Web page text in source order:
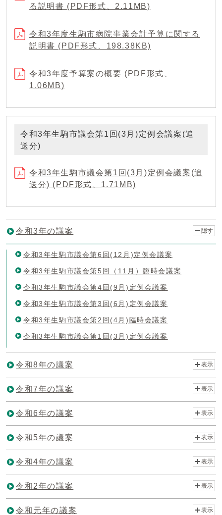
る説明書 (PDF形式、2.11MB)
令和3年度生駒市病院事業会計予算に関する
説明書 (PDF形式、198.38KB)
令和3年度予算案の概要 (PDF形式、
1.06MB)
令和3年生駒市議会第1回(3月)定例会議案(追
送分)
令和3年生駒市議会第1回(3月)定例会議案(追
送分) (PDF形式、1.71MB)
令和3年の議案 隠す
令和3年生駒市議会第6回(12月)定例会議案
令和3年生駒市議会第5回（11月）臨時会議案
令和3年生駒市議会第4回(9月)定例会議案
令和3年生駒市議会第3回(6月)定例会議案
令和3年生駒市議会第2回(4月)臨時会議案
令和3年生駒市議会第1回(3月)定例会議案
令和8年の議案 表示
令和7年の議案 表示
令和6年の議案 表示
令和5年の議案 表示
令和4年の議案 表示
令和2年の議案 表示
令和元年の議案 表示